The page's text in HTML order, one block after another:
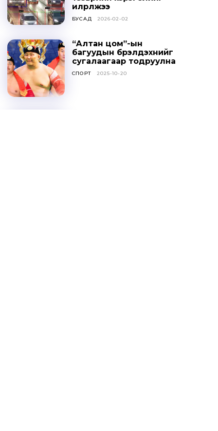
илрүүлжээ
БУСАД 2026-02-02
“Алтан цом”-ын
багуудын бүрэлдэхүүнийг
сугалаагаар тодруулна
СПОРТ 2025-10-20